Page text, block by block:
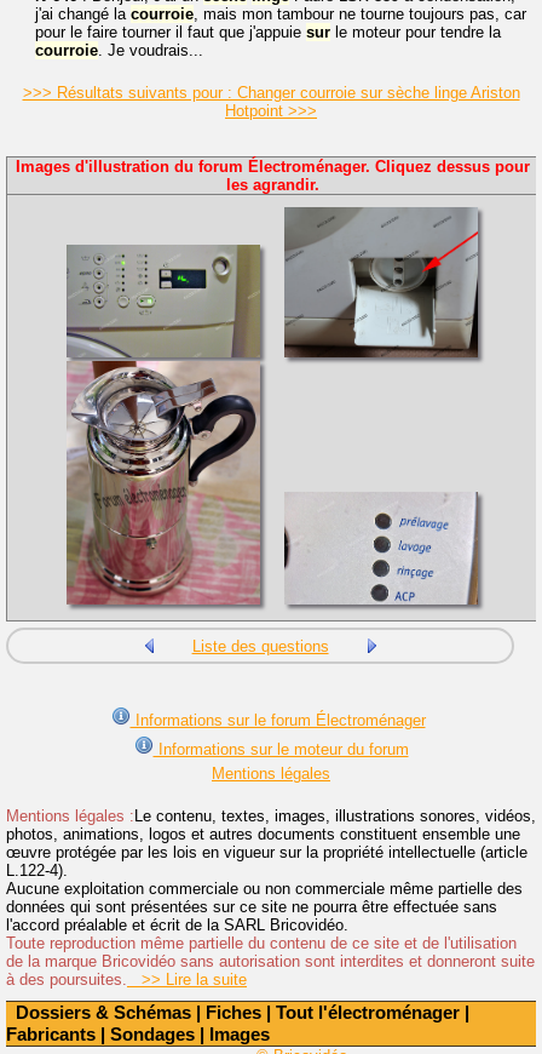
Dossiers & Schémas | Fiches | Tout l'électroménager |
Fabricants | Sondages | Images
j'ai changé la courroie, mais mon tambour ne tourne toujours pas, car
pour le faire tourner il faut que j'appuie sur le moteur pour tendre la
courroie. Je voudrais...
>>> Résultats suivants pour : Changer courroie sur sèche linge Ariston
Hotpoint >>>
Images d'illustration du forum Électroménager. Cliquez dessus pour
les agrandir.
Liste des questions
Informations sur le forum Électroménager
Informations sur le moteur du forum
Mentions légales
Mentions légales :Le contenu, textes, images, illustrations sonores, vidéos,
photos, animations, logos et autres documents constituent ensemble une
œuvre protégée par les lois en vigueur sur la propriété intellectuelle (article
L.122-4).
Aucune exploitation commerciale ou non commerciale même partielle des
données qui sont présentées sur ce site ne pourra être effectuée sans
l'accord préalable et écrit de la SARL Bricovidéo.
Toute reproduction même partielle du contenu de ce site et de l'utilisation
de la marque Bricovidéo sans autorisation sont interdites et donneront suite
à des poursuites.
>> Lire la suite